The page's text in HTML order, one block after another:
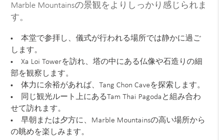
Marble Mountainsの景観をよりしっかり感じられま
す。
本堂で参拝し、儀式が行われる場所では静かに過ご
します。
Xa Loi Towerを訪れ、塔の中にある仏像や石造りの細
部を観察します。
体力に余裕があれば、Tang Chon Caveを探索します。
同じ観光ルート上にあるTam Thai Pagodaと組み合わ
せて訪れます。
早朝または夕方に、Marble Mountainsの高い場所から
の眺めを楽しみます。